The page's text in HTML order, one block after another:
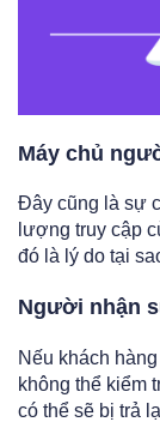
Máy chủ
Đây cũng là sự
lượng truy cập
đó là lý do tại
Người nhận
Nếu khách
không thể kiểm
có thể sẽ bị trả